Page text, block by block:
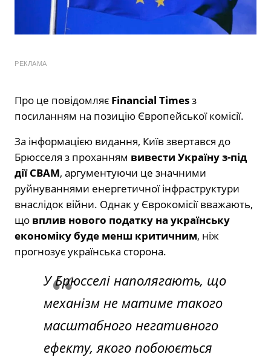
РЕКЛАМА
Про це повідомляє Financial Timesз
посиланням на позицію Європейської комісії.
За інформацією видання, Київ звертався до
Брюсселя з проханням вивести Україну з-під
дії CBAM, аргументуючи це значними
руйнуваннями енергетичної інфраструктури
внаслідок війни. Однак у Єврокомісії вважають,
що вплив нового податку на українську
економіку буде менш критичним, ніж
прогнозує українська сторона.
У Брюсселі наполягають, що
механізм не матиме такого
масштабного негативного
ефекту, якого побоюється